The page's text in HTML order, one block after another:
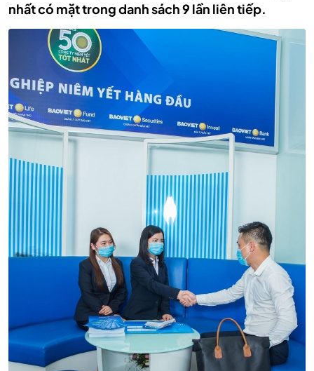
nhất có mặt trong danh sách 9 lần liên tiếp.